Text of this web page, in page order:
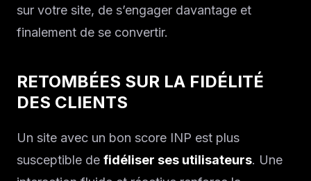
sur votre site, de s’engager davantage et
finalement de se convertir.
RETOMBÉES SUR LA FIDÉLITÉ
DES CLIENTS
Un site avec un bon score INP est plus
susceptible de fidéliser ses utilisateurs. Une